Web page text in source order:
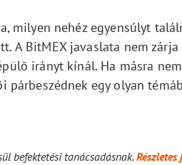
milyen nehéz egyensúlyt
A BitMEX javaslata nem
irányt kínál. Ha másra
párbeszédnek egy olyan
befektetési tanácsadásnak.